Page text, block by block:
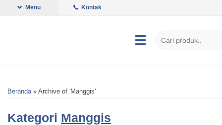
Menu Kontak
Beranda» Archive of 'Manggis'
Kategori Manggis